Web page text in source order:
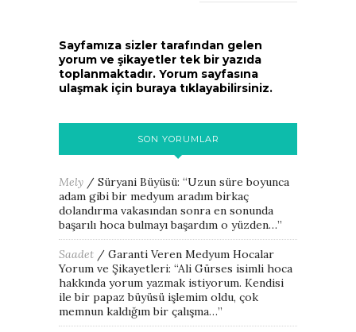
Sayfamıza sizler tarafından gelen
yorum ve şikayetler tek bir yazıda
toplanmaktadır. Yorum sayfasına
ulaşmak için buraya tıklayabilirsiniz.
SON YORUMLAR
Mely / Süryani Büyüsü: “Uzun süre boyunca
adam gibi bir medyum aradım birkaç
dolandırma vakasından sonra en sonunda
başarılı hoca bulmayı başardım o yüzden…”
Saadet / Garanti Veren Medyum Hocalar
Yorum ve Şikayetleri: “Ali Gürses isimli hoca
hakkında yorum yazmak istiyorum. Kendisi
ile bir papaz büyüsü işlemim oldu, çok
memnun kaldığım bir çalışma…”